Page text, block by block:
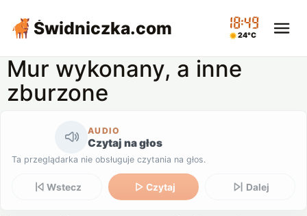
Świdniczka.com 18:49
24°C
Mur wykonany, a inne
zburzone
AUDIO
Czytaj na głos
Ta przeglądarka nie obsługuje czytania na głos.
Wstecz Czytaj Dalej